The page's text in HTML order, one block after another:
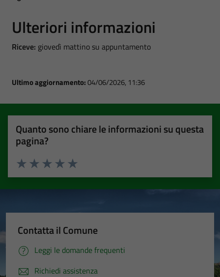
Ulteriori informazioni
Riceve: giovedì mattino su appuntamento
Ultimo aggiornamento:04/06/2026, 11:36
Quanto sono chiare le informazioni su questa
pagina?
Valuta 5 stelle su 5
Valuta 4 stelle su 5
Valuta 3 stelle su 5
Valuta 2 stelle su 5
Valuta 1 stelle su 5
Contatta il Comune
Leggi le domande frequenti
Richiedi assistenza